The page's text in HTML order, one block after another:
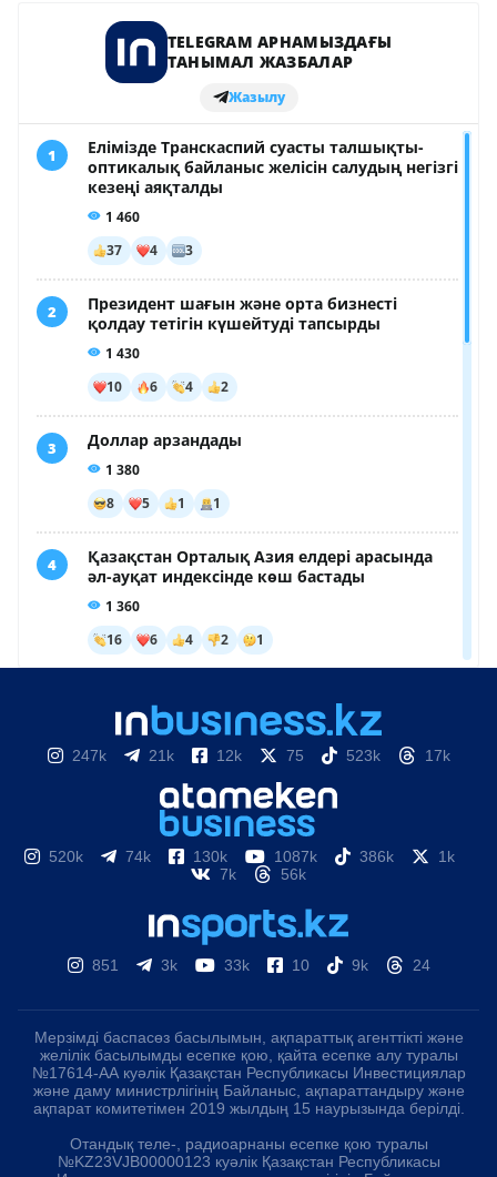
247k 21k 12k 75 523k 17k
520k 74k 130k 1087k 386k
1k
7k
56k
851 3k 33k 10 9k 24
Мерзімді баспасөз басылымын, ақпараттық агенттікті және
желілік басылымды есепке қою, қайта есепке алу туралы
№17614-АА куәлік Қазақстан Республикасы Инвестициялар
және даму министрлігінің Байланыс, ақпараттандыру және
ақпарат комитетімен 2019 жылдың 15 наурызында берілді.
Отандық теле-, радиоарнаны есепке қою туралы
№KZ23VJB00000123 куәлік Қазақстан Республикасы